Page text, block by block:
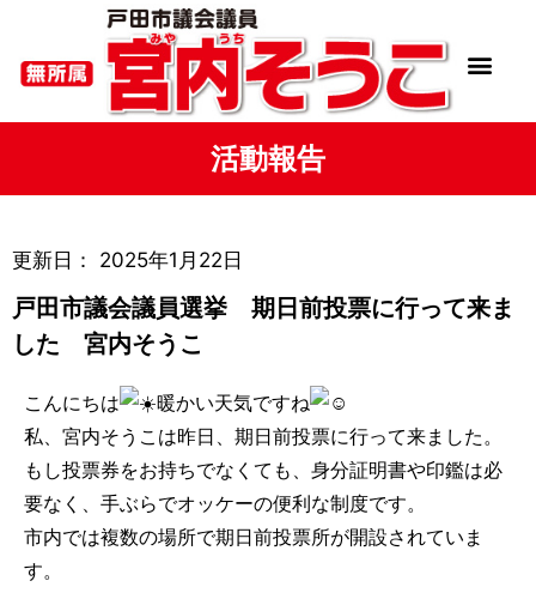
活動報告
更新日： 2025年1月22日
戸田市議会議員選挙 期日前投票に行って来ま
した 宮内そうこ
こんにちは
暖かい天気ですね
私、宮内そうこは昨日、期日前投票に行って来ました。
もし投票券をお持ちでなくても、身分証明書や印鑑は必
要なく、手ぶらでオッケーの便利な制度です。
市内では複数の場所で期日前投票所が開設されていま
す。